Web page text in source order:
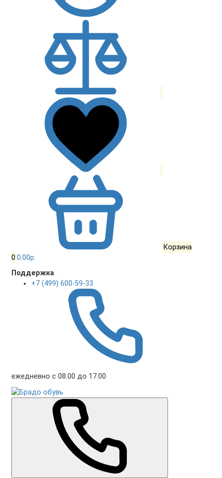
Корзина
0 0.00р.
Поддержка
+7 (499) 600-59-33
ежедневно с 08.00 до 17.00